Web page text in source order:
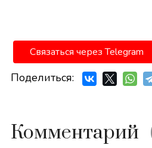
Связаться через Telegram
Поделиться:
Комментарий